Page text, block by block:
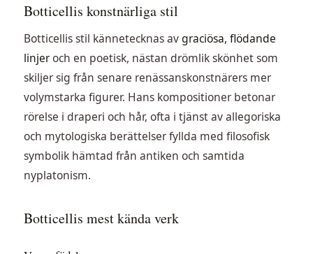
Botticellis konstnärliga stil
Botticellis stil kännetecknas avgraciösa, flödande
linjeroch en poetisk, nästan drömlik skönhet som
skiljer sig från senare renässanskonstnärers mer
volymstarka figurer. Hans kompositioner betonar
rörelse i draperi och hår, ofta i tjänst av allegoriska
och mytologiska berättelser fyllda med filosofisk
symbolik hämtad från antiken och samtida
nyplatonism.
Botticellis mest kända verk